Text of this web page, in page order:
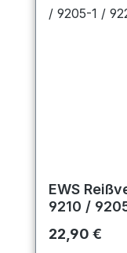
EWS
9210 /
Regulärer
22,90 €